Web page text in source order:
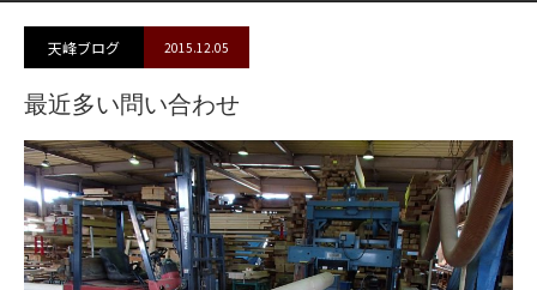
天峰ブログ 2015.12.05
最近多い問い合わせ